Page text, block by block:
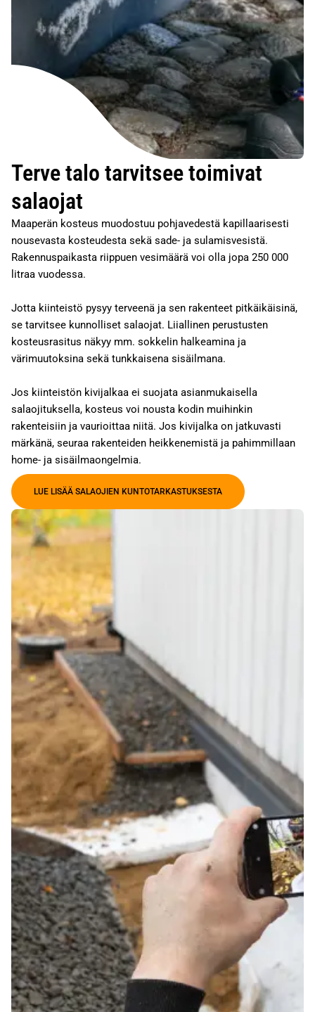
Terve talo tarvitsee toimivat
salaojat
Maaperän kosteus muodostuu pohjavedestä kapillaarisesti
nousevasta kosteudesta sekä sade- ja sulamisvesistä.
Rakennuspaikasta riippuen vesimäärä voi olla jopa 250 000
litraa vuodessa.
Jotta kiinteistö pysyy terveenä ja sen rakenteet pitkäikäisinä,
se tarvitsee kunnolliset salaojat. Liiallinen perustusten
kosteusrasitus näkyy mm. sokkelin halkeamina ja
värimuutoksina sekä tunkkaisena sisäilmana.
Jos kiinteistön kivijalkaa ei suojata asianmukaisella
salaojituksella, kosteus voi nousta kodin muihinkin
rakenteisiin ja vaurioittaa niitä. Jos kivijalka on jatkuvasti
märkänä, seuraa rakenteiden heikkenemistä ja pahimmillaan
home- ja sisäilmaongelmia.
LUE LISÄÄ SALAOJIEN KUNTOTARKASTUKSESTA